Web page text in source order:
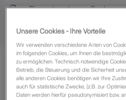
Zurich Maklerweb
Firmenkunden Sach
Sach
Unsere Cookies - Ihre Vorteile
Wir verwenden verschiedene Arten von
im folgenden Cookies, um Ihnen die
zu ermöglichen. Technisch notwendige
Betrieb, die Steuerung und die Sicherheit
alle anderen Cookies benötigen wir Ihre
auch für statistische Zwecke, (z.B. zur
Daten werden hierfür pseudonymisiert bzw.